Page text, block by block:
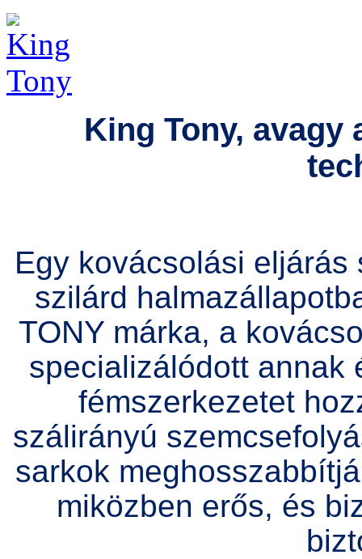
King Tony,
Egy kovácsolási
szilárd
TONY márka, a
specializálódott annak
fémszerkezetet
szálirányú
sarkok
miközben erős, és